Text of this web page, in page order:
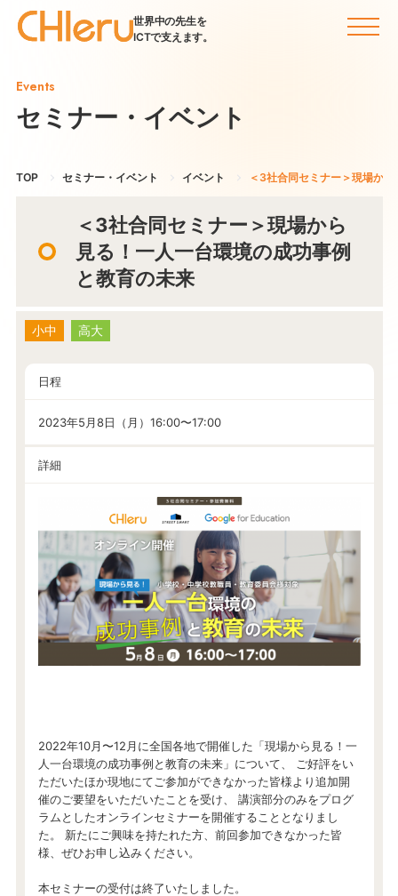
世界中の先生を
ICTで支えます。
Events
セミナー・イベント
TOP セミナー・イベント イベント ＜3社合同セミナー＞現場か
＜3社合同セミナー＞現場から
見る！一人一台環境の成功事例
と教育の未来
小中 高大
日程
2023年5月8日（月）16:00〜17:00
詳細
2022年10月〜12月に全国各地で開催した「現場から見る！一
人一台環境の成功事例と教育の未来」について、 ご好評をい
ただいたほか現地にてご参加ができなかった皆様より追加開
催のご要望をいただいたことを受け、 講演部分のみをプログ
ラムとしたオンラインセミナーを開催することとなりまし
た。 新たにご興味を持たれた方、前回参加できなかった皆
様、ぜひお申し込みください。
本セミナーの受付は終了いたしました。